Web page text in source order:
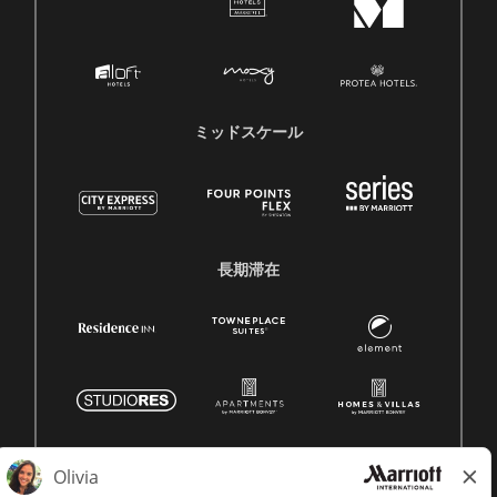
ミッドスケール
長期滞在